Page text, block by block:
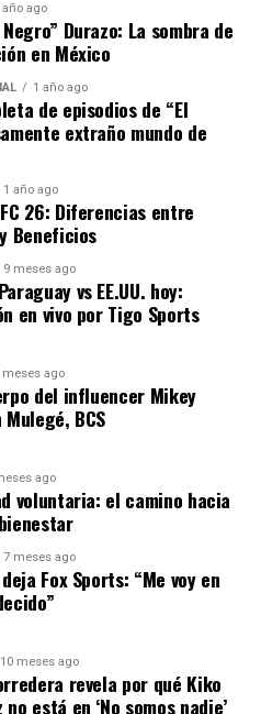
Digital
que la tecnología
papel crucial en la
Isabel Celaá, ha
en infraestructura
calidad de la educación en
digital también podría
para el sistema
no solo
especialista en
permite preparar a los
vez más digitalizado.”
en la educación no es solo
actuales, sino una
año ago
Durazo: La sombra de
en México
1 año ago
de episodios de “El
extraño mundo de
1 año ago
26: Diferencias entre
Beneficios
9 meses ago
vs EE.UU. hoy:
en vivo por Tigo Sports
meses ago
del influencer Mikey
BCS
ago
voluntaria: el camino hacia
7 meses ago
Fox Sports: “Me voy en
10 meses ago
revela por qué Kiko
está en ‘No somos nadie’